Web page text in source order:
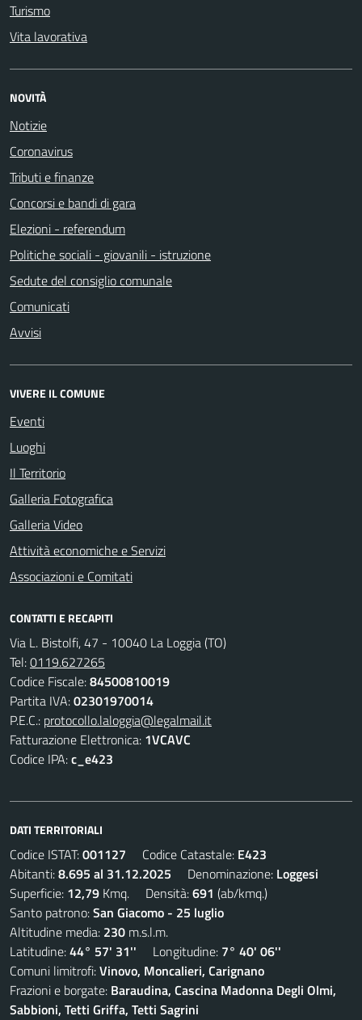
Turismo
Vita lavorativa
NOVITÀ
Notizie
Coronavirus
Tributi e finanze
Concorsi e bandi di gara
Elezioni - referendum
Politiche sociali - giovanili - istruzione
Sedute del consiglio comunale
Comunicati
Avvisi
VIVERE IL COMUNE
Eventi
Luoghi
Il Territorio
Galleria Fotografica
Galleria Video
Attività economiche e Servizi
Associazioni e Comitati
CONTATTI E RECAPITI
Via L. Bistolfi, 47 - 10040 La Loggia (TO)
Tel:0119.627265
Codice Fiscale:84500810019
Partita IVA:02301970014
P.E.C.: protocollo.laloggia@legalmail.it
Fatturazione Elettronica: 1VCAVC
Codice IPA:c_e423
DATI TERRITORIALI
Codice ISTAT:001127 Codice Catastale: E423
Abitanti:8.695 al 31.12.2025 Denominazione: Loggesi
Superficie: 12,79 Kmq. Densità:691 (ab/kmq.)
Santo patrono:San Giacomo - 25 luglio
Altitudine media: 230 m.s.l.m.
Latitudine:44° 57' 31'' Longitudine: 7° 40' 06''
Comuni limitrofi:Vinovo, Moncalieri, Carignano
Frazioni e borgate: Baraudina, Cascina Madonna Degli Olmi,
Sabbioni, Tetti Griffa, Tetti Sagrini